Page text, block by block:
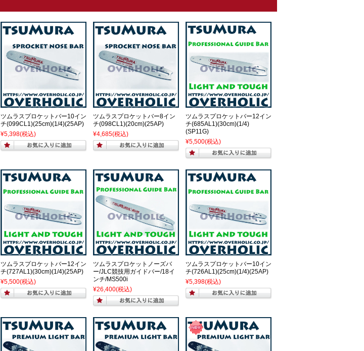
ツムラスプロケットバー10イン
チ(099CL1)(25cm)(1/4)(25AP)
¥5,398(税込)
ツムラスプロケットバー8イン
チ(098CL1)(20cm)(25AP)
¥4,685(税込)
ツムラスプロケットバー12イン
チ(685AL1)(30cm)(1/4)
(SP11G)
¥5,500(税込)
ツムラスプロケットバー12イン
チ(727AL1)(30cm)(1/4)(25AP)
¥5,500(税込)
ツムラスプロケットノーズバ
ー/JLC競技用ガイドバー/18イ
ンチ/MS500i
¥26,400(税込)
ツムラスプロケットバー10イン
チ(726AL1)(25cm)(1/4)(25AP)
¥5,398(税込)